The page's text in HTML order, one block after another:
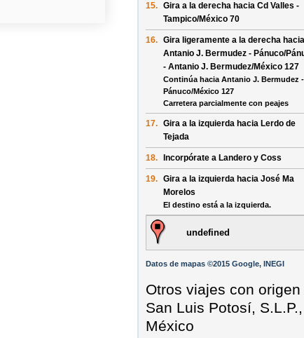
15. Gira a la derecha hacia Cd Valles -
Tampico/México 70
16. Gira ligeramente a la derecha hacia
Antanio J. Bermudez - Pánuco/
- Antanio J. Bermudez/México 127
Continúa hacia Antanio J. Bermudez -
Pánuco/México 127
Carretera parcialmente con peajes
17. Gira a la izquierda hacia Lerdo de
Tejada
18. Incorpórate a Landero y Coss
19. Gira a la izquierda hacia José Ma
Morelos
El destino está a la izquierda.
undefined
Datos de mapas ©2015 Google, INEGI
Otros viajes con origen
San Luis Potosí, S.L.P.,
México